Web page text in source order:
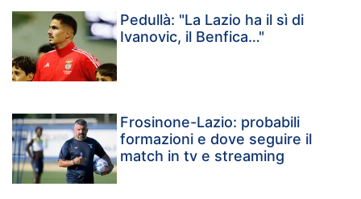
Pedullà: "La Lazio ha il sì di
Ivanovic, il Benfica…"
Frosinone-Lazio: probabili
formazioni e dove seguire il
match in tv e streaming